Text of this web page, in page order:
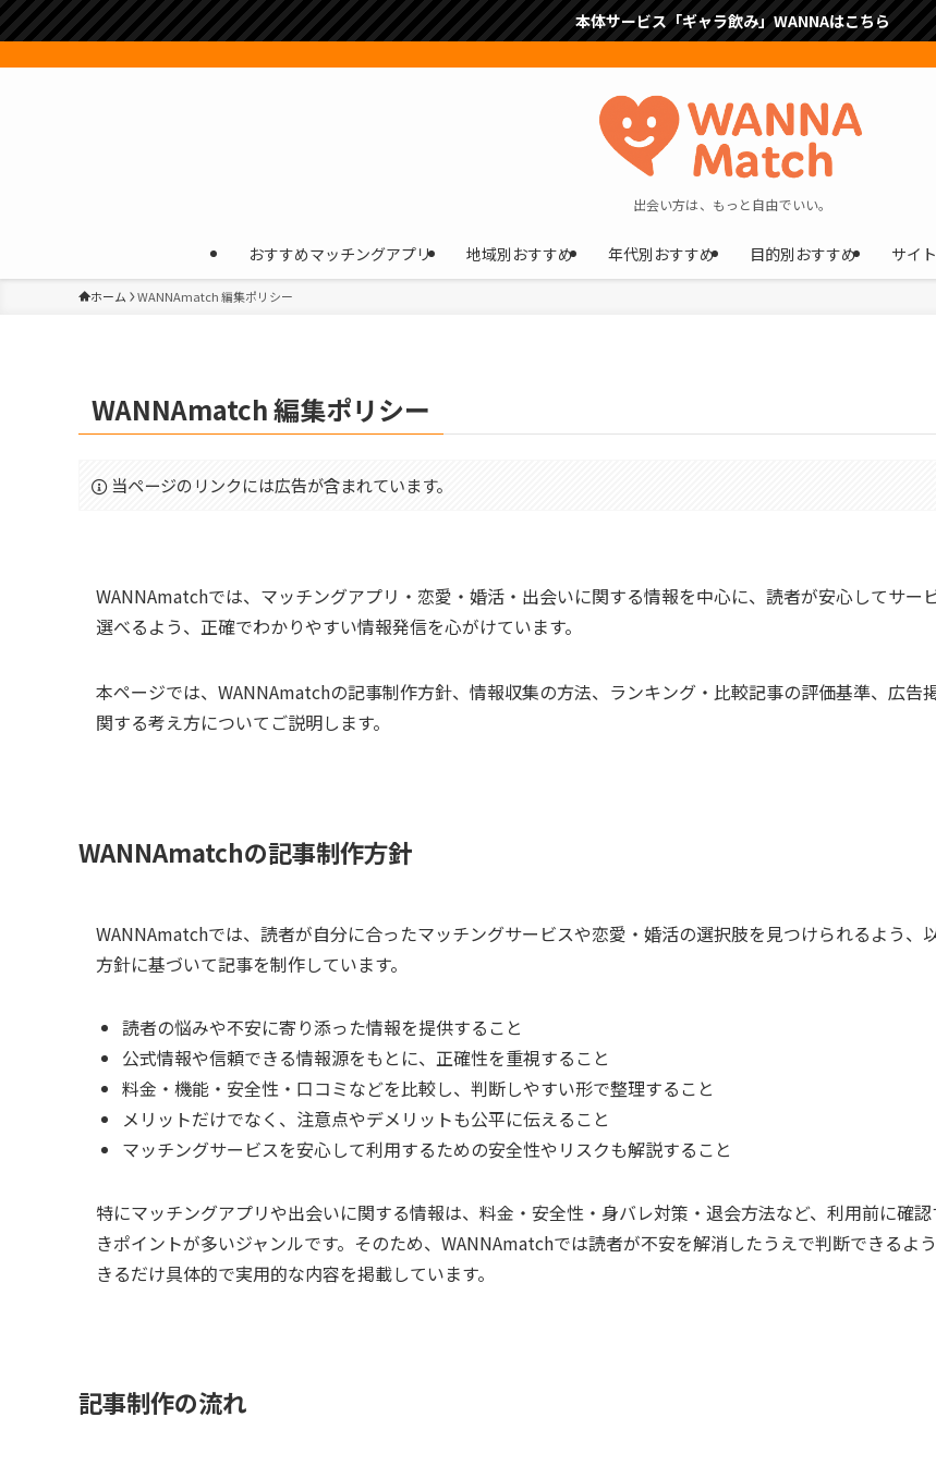
本体サービス「ギャラ飲み」WANNAはこちら
出会い方は、もっと自由でいい。
おすすめマッチングアプリ 地域別おすすめ 年代別おすすめ 目的別おすすめ サイ
ホーム WANNAmatch 編集ポリシー
WANNAmatch 編集ポリシー
当ページのリンクには広告が含まれています。
WANNAmatchでは、マッチングアプリ・恋愛・婚活・出会いに関する情報を中心に、読者が安心してサー
選べるよう、正確でわかりやすい情報発信を心がけています。
本ページでは、WANNAmatchの記事制作方針、情報収集の方法、ランキング・比較記事の評価基準、広告
関する考え方についてご説明します。
WANNAmatchの記事制作方針
WANNAmatchでは、読者が自分に合ったマッチングサービスや恋愛・婚活の選択肢を見つけられるよう、
方針に基づいて記事を制作しています。
読者の悩みや不安に寄り添った情報を提供すること
公式情報や信頼できる情報源をもとに、正確性を重視すること
料金・機能・安全性・口コミなどを比較し、判断しやすい形で整理すること
メリットだけでなく、注意点やデメリットも公平に伝えること
マッチングサービスを安心して利用するための安全性やリスクも解説すること
特にマッチングアプリや出会いに関する情報は、料金・安全性・身バレ対策・退会方法など、利用前に確認
きポイントが多いジャンルです。そのため、WANNAmatchでは読者が不安を解消したうえで判断できるよ
きるだけ具体的で実用的な内容を掲載しています。
記事制作の流れ